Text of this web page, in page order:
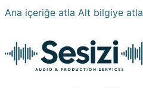
Ana içeriğe atla Alt bilgiye atla